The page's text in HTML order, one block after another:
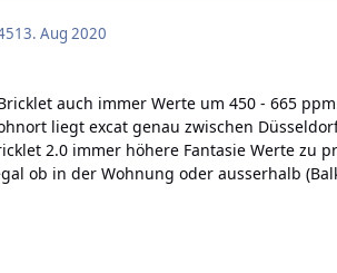
13. Aug 2020
auch immer Werte um 450 - 665
liegt excat genau zwischen
2.0 immer höhere Fantasie Werte
ob in der Wohnung oder ausserhalb